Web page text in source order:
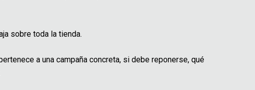
sobre toda la tienda.
a una campaña concreta, si debe reponerse, qué